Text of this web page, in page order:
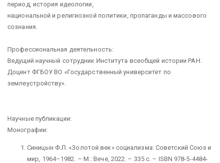
период, история идеологии,
национальной и религиозной политики, пропаганды и массового
сознания.
Профессиональная деятельность:
Ведущий научный сотрудник Института всеобщей истории РАН.
Доцент ФГБОУ ВО «Государственный университет по
землеустройству».
Научные публикации:
Монографии:
Синицын Ф.Л. «Золотой век» социализма: Советский Союз и
мир, 1964–1982. – М.: Вече, 2022. – 335 с. – ISBN 978-5-4484-